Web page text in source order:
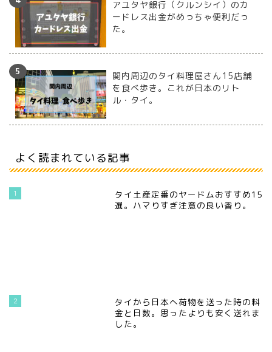
アユタヤ銀行（クルンシイ）のカ
ードレス出金がめっちゃ便利だっ
た。
関内周辺のタイ料理屋さん15店舗
を食べ歩き。これが日本のリト
ル・タイ。
よく読まれている記事
1
タイ土産定番のヤードムおすすめ15
選。ハマりすぎ注意の良い香り。
2
タイから日本へ荷物を送った時の料
金と日数。思ったよりも安く送れま
した。